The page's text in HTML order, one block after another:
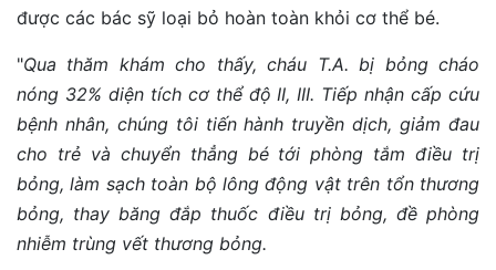
được các bác sỹ loại bỏ hoàn toàn khỏi cơ thể bé.
"Qua thăm khám cho thấy, cháu T.A. bị bỏng cháo
nóng 32% diện tích cơ thể độ II, III. Tiếp nhận cấp cứu
bệnh nhân, chúng tôi tiến hành truyền dịch, giảm đau
cho trẻ và chuyển thẳng bé tới phòng tắm điều trị
bỏng, làm sạch toàn bộ lông động vật trên tổn thương
bỏng, thay băng đắp thuốc điều trị bỏng, đề phòng
nhiễm trùng vết thương bỏng.